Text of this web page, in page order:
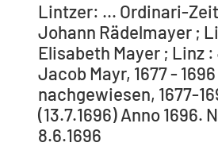
Lintzer: ... Ordinari-
Johann Rädelmayer ;
Elisabeth Mayer ; Linz
Jacob Mayr, 1677 - 1696
nachgewiesen, 1677-
(13.7.1696) Anno 1696.
8.6.1696